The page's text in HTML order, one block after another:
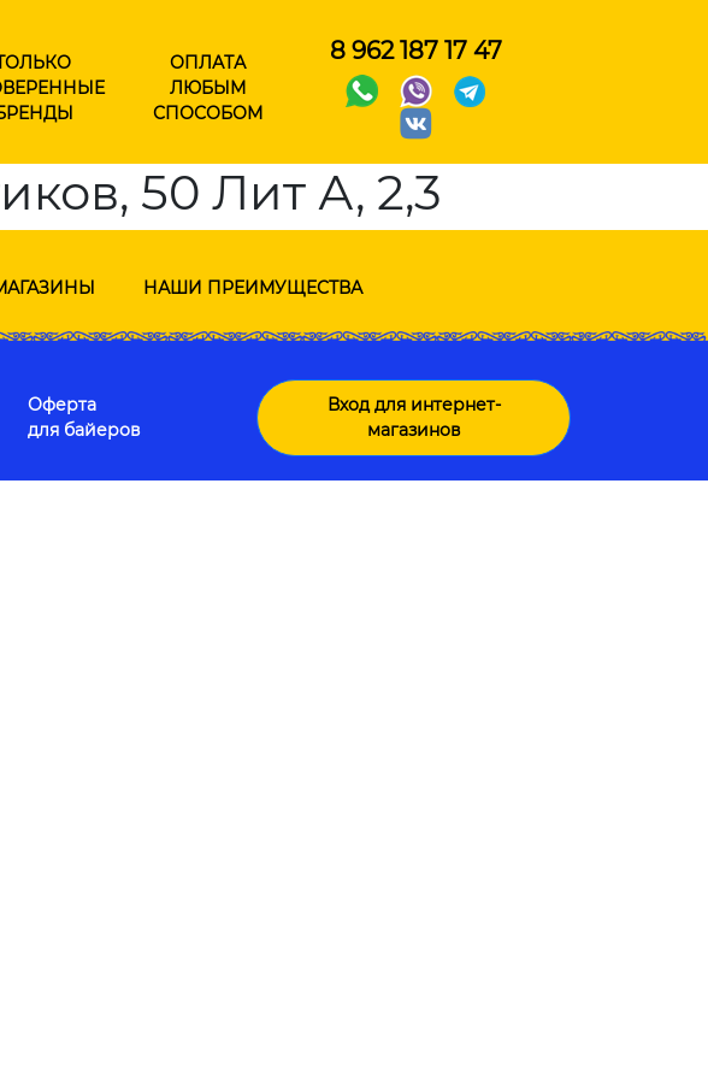
ОПЛАТА
ЛЮБЫМ
СПОСОБОМ
8 962 187 17 47
50 Лит А, 2,3
НАШИ ПРЕИМУЩЕСТВА
Оферта
для байеров
Вход для интернет-
магазинов